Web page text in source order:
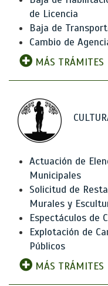
de Licencia
Baja de
Cambio de
MÁS TRÁMITES
Actuación de
Municipales
Solicitud de
Murales y
Espectáculos de
Explotación de
Públicos
MÁS TRÁMITES